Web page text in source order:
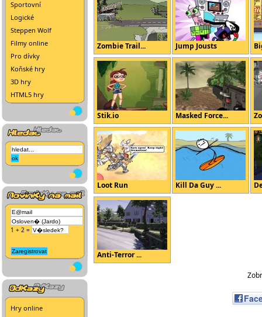
Sportovní
Logické
Steppen Wolf
Filmy online
Pro dívky
Koňské hry
3D hry
HTML5 hry
1 + 2 =
Hry online
Zombie Trail... Jump Jousts
Stik.io Masked Force...
Loot Run Kill Da Guy ...
Anti-Terror ...